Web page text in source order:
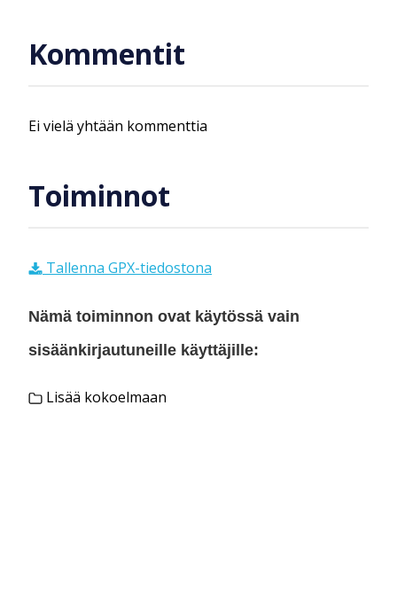
Kommentit
Ei vielä yhtään kommenttia
Toiminnot
Tallenna GPX-tiedostona
Nämä toiminnon ovat käytössä vain
sisäänkirjautuneille käyttäjille:
Lisää kokoelmaan